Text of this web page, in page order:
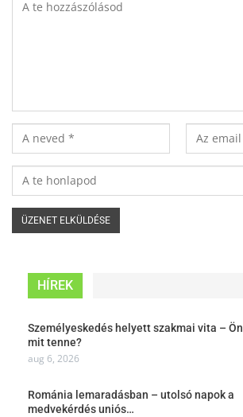
HÍREK
Személyeskedés helyett szakmai vita – Ön
mit tenne?
aug 6, 2026
Románia lemaradásban – utolsó napok a
medvekérdés uniós…